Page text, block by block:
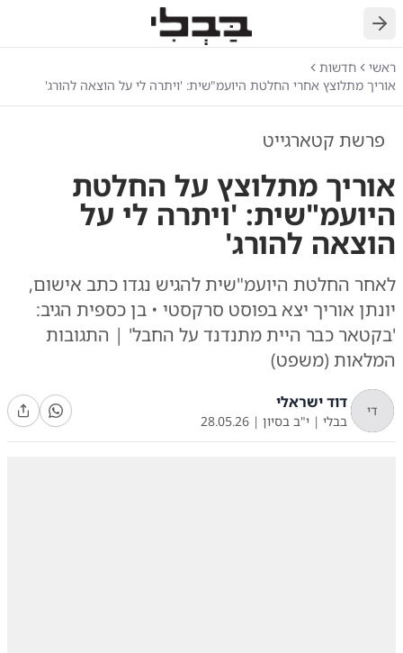
חזרה
ראשי
חדשות
אוריך מתלוצץ אחרי החלטת היועמ"שית: 'ויתרה לי על הוצאה להורג'
פרשת קטארגייט
אוריך מתלוצץ על החלטת
היועמ"שית: 'ויתרה לי על
הוצאה להורג'
לאחר החלטת היועמ"שית להגיש נגדו כתב אישום,
יונתן אוריך יצא בפוסט סרקסטי • בן כספית הגיב:
'בקטאר כבר היית מתנדנד על החבל' | התגובות
המלאות (משפט)
די דוד ישראלי
בבלי | י"ב בסיון |
28.05.26